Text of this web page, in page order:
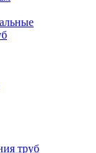
труб